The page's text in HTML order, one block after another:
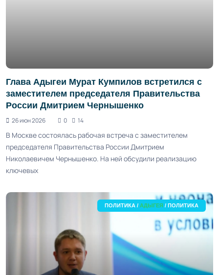
Глава Адыгеи Мурат Кумпилов встретился с
заместителем председателя Правительства
России Дмитрием Чернышенко
26 июн 2026 0 14
В Москве состоялась рабочая встреча с заместителем
председателя Правительства России Дмитрием
Николаевичем Чернышенко. На ней обсудили реализацию
ключевых
ПОЛИТИКА / АДЫГЕЯ / ПОЛИТИКА